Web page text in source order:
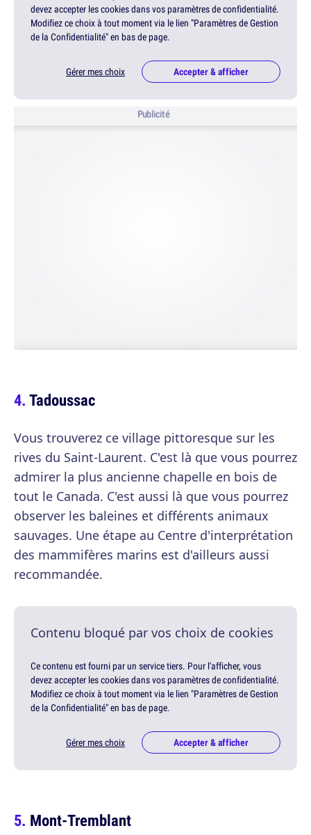
devez accepter les cookies dans vos paramètres de confidentialité.
Modifiez ce choix à tout moment via le lien "Paramètres de Gestion
de la Confidentialité" en bas de page.
Gérer mes choix Accepter & afficher
Publicité
Tadoussac
Vous trouverez ce village pittoresque sur les
rives du Saint-Laurent. C'est là que vous pourrez
admirer la plus ancienne chapelle en bois de
tout le Canada. C'est aussi là que vous pourrez
observer les baleines et différents animaux
sauvages. Une étape au Centre d'interprétation
des mammifères marins est d'ailleurs aussi
recommandée.
Contenu bloqué par vos choix de cookies
Ce contenu est fourni par un service tiers. Pour l'afficher, vous
devez accepter les cookies dans vos paramètres de confidentialité.
Modifiez ce choix à tout moment via le lien "Paramètres de Gestion
de la Confidentialité" en bas de page.
Gérer mes choix Accepter & afficher
Mont-Tremblant